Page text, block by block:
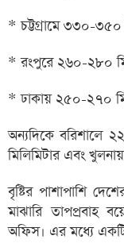
* চট্টগ্রামে ৩৩০-৩৫০
* রংপুরে ২৬০-২৮০
* ঢাকায় ২৫০-২৭০
অন্যদিকে বরিশালে
মিলিমিটার এবং
বৃষ্টির পাশাপাশি
মাঝারি তাপপ্রবাহ
অফিস। এর মধ্যে একটি